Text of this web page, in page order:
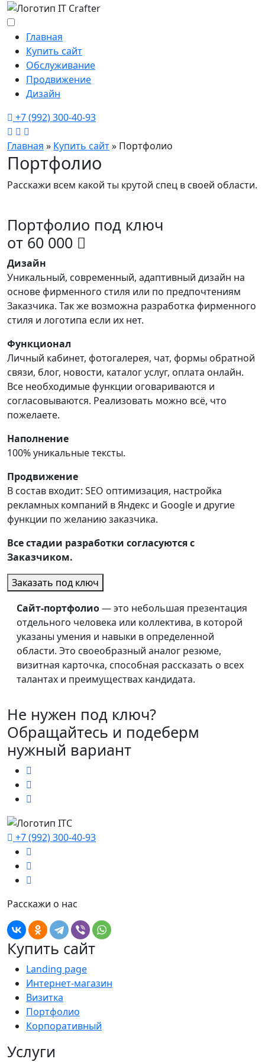
Главная
Купить сайт
Обслуживание
Продвижение
Дизайн
+7 (992) 300-40-93
Главная » Купить сайт» Портфолио
Портфолио
Расскажи всем какой ты крутой спец в своей области.
Портфолио под ключ
от 60 000
Дизайн
Уникальный, современный, адаптивный дизайн на
основе фирменного стиля или по предпочтениям
Заказчика. Так же возможна разработка фирменного
стиля и логотипа если их нет.
Функционал
Личный кабинет, фотогалерея, чат, формы обратной
связи, блог, новости, каталог услуг, оплата онлайн.
Все необходимые функции оговариваются и
согласовываются. Реализовать можно всё, что
пожелаете.
Наполнение
100% уникальные тексты.
Продвижение
В состав входит: SEO оптимизация, настройка
рекламных компаний в Яндекс и Google и другие
функции по желанию заказчика.
Все стадии разработки согласуются с
Заказчиком.
Заказать под ключ
Сайт-портфолио— это небольшая презентация
отдельного человека или коллектива, в которой
указаны умения и навыки в определенной
области. Это своеобразный аналог резюме,
визитная карточка, способная рассказать о всех
талантах и преимуществах кандидата.
Не нужен под ключ?
Обращайтесь и подеберм
нужный вариант
+7 (992) 300-40-93
Расскажи о нас
Купить сайт
Landing page
Интернет-магазин
Визитка
Портфолио
Корпоративный
Услуги